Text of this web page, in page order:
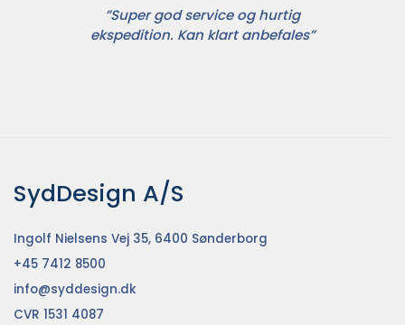
”Super god service og hurtig
ekspedition. Kan klart anbefales”
SydDesign A/S
Ingolf Nielsens Vej 35, 6400 Sønderborg
+45 7412 8500
info@syddesign.dk
CVR 1531 4087